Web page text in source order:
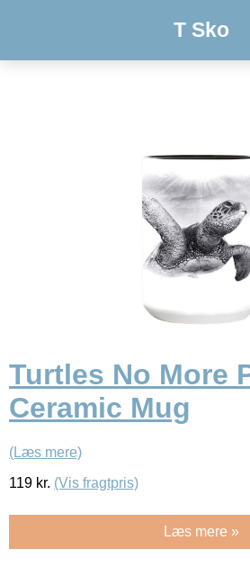
T Sko
Turtles No More
Ceramic Mug
(Læs mere)
119 kr. (Vis fragtpris)
Læs mere »